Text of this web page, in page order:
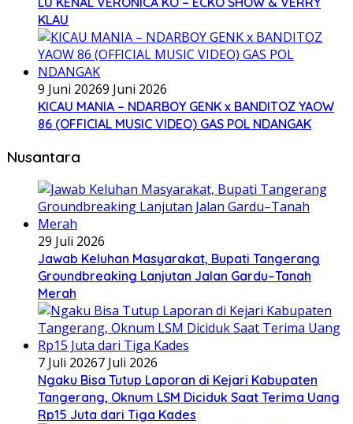
KLAU
9 Juni 20269 Juni 2026
KICAU MANIA – NDARBOY GENK x BANDITOZ YAOW
86 (OFFICIAL MUSIC VIDEO) GAS POL NDANGAK
Nusantara
29 Juli 2026
Jawab Keluhan Masyarakat, Bupati Tangerang
Groundbreaking Lanjutan Jalan Gardu–Tanah
Merah
7 Juli 20267 Juli 2026
Ngaku Bisa Tutup Laporan di Kejari Kabupaten
Tangerang, Oknum LSM Diciduk Saat Terima Uang
Rp15 Juta dari Tiga Kades